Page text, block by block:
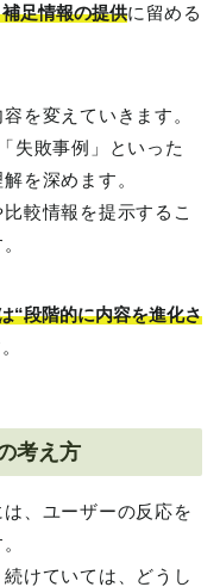
足情報の提供に留める
を変えていきます。
失敗事例」といった
を深めます。
較情報を提示するこ
“段階的に内容を進化さ
考え方
、ユーザーの反応を
けていては、どうし